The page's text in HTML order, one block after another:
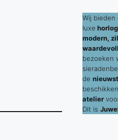
Wij bieden
luxe
modern,
bezoeken
de
atelier
Dit is